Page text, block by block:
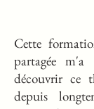
Cette
partagée
découvrir ce
depuis